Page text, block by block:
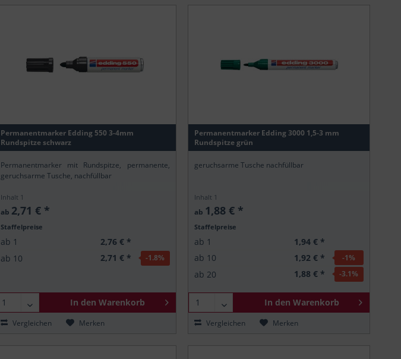
Permanentmarker Edding 550 3-4mm
Rundspitze schwarz
Permanentmarker mit Rundspitze, permanente,
geruchsarme Tusche, nachfüllbar
Inhalt 1
ab 2,71 € *
Staffelpreise
ab 1
2,76 € *
ab 10 2,71 € * -1.8%
In den Warenkorb
Vergleichen Merken
Permanentmarker Edding 3000 1,5-3 mm
Rundspitze grün
geruchsarme Tusche nachfüllbar
Inhalt 1
ab 1,88 € *
Staffelpreise
ab 1
1,94 € *
ab 10 1,92 € * -1%
ab 20 1,88 € * -3.1%
In den Warenkorb
Vergleichen Merken